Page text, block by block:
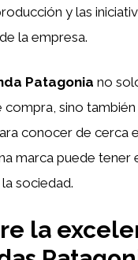
y las
la empresa.
Patagonia no
compra, sino también
conocer de cerca
marca puede tener
sociedad.
la